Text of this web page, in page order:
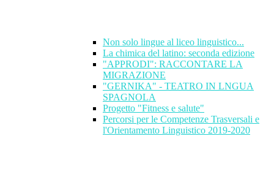
Non solo lingue al liceo linguistico...
La chimica del latino: seconda edizione
"APPRODI": RACCONTARE LA
MIGRAZIONE
"GERNIKA" - TEATRO IN LNGUA
SPAGNOLA
Progetto "Fitness e salute"
Percorsi per le Competenze Trasversali e
l'Orientamento Linguistico 2019-2020